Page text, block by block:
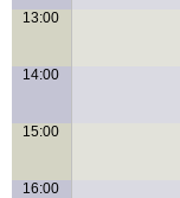
13:00
14:00
15:00
16:00